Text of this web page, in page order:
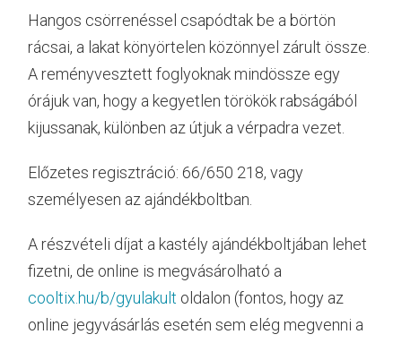
Hangos csörrenéssel csapódtak be a börtön
rácsai, a lakat könyörtelen közönnyel zárult össze.
A reményvesztett foglyoknak mindössze egy
órájuk van, hogy a kegyetlen törökök rabságából
kijussanak, különben az útjuk a vérpadra vezet.
Előzetes regisztráció: 66/650 218, vagy
személyesen az ajándékboltban.
A részvételi díjat a kastély ajándékboltjában lehet
fizetni, de online is megvásárolható a
cooltix.hu/b/gyulakult oldalon (fontos, hogy az
online jegyvásárlás esetén sem elég megvenni a